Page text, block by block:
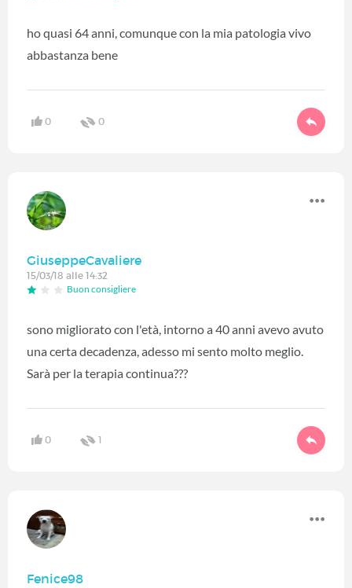
ho quasi 64 anni, comunque con la mia patologia vivo
abbastanza bene
0 0
GiuseppeCavaliere
15/03/18 alle 14:32
Buon consigliere
sono migliorato con l'età, intorno a 40 anni avevo avuto
una certa decadenza, adesso mi sento molto meglio.
Sarà per la terapia continua???
0 1
Fenice98